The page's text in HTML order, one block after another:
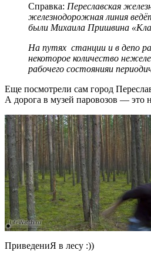
Справка: Переславская
железнодорожная линия
были Михаила Пришвина
На путях станции и в депо
некоторое количество
рабочего состоянияи
Еще посмотрели сам город
А дорога в музей паровозов — это
ПриведениЯ в лесу :))